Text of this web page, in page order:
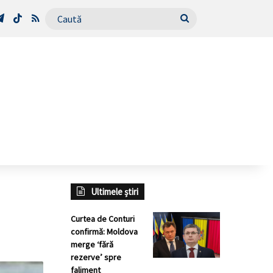
Telegram
TikTokRSS Caută
Ultimele știri
Curtea de Conturi
confirmă: Moldova
merge ‘fără
rezerve’ spre
faliment